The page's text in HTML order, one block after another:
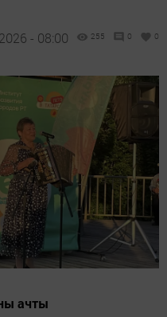
- 08:00 255 0 0
ачты